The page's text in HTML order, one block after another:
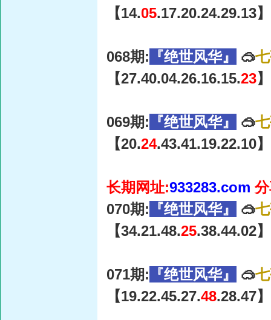
【14.05.17.20.24.29.13】
068期: 『绝世风华』 🥽
【27.40.04.26.16.15.23】
069期: 『绝世风华』 🥽
【20.24.43.41.19.22.10】
长期网址:933283.com
070期: 『绝世风华』 🥽
【34.21.48.25.38.44.02】
071期: 『绝世风华』 🥽
【19.22.45.27.48.28.47】